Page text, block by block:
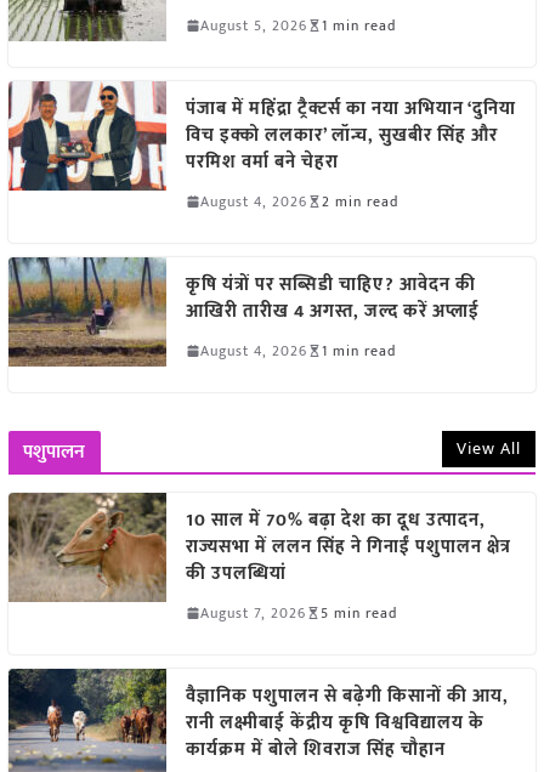
August 5, 2026 1 min read
पंजाब में महिंद्रा ट्रैक्टर्स का नया अभियान ‘दुनिया
विच इक्को ललकार’ लॉन्च, सुखबीर सिंह और
परमिश वर्मा बने चेहरा
August 4, 2026 2 min read
कृषि यंत्रों पर सब्सिडी चाहिए? आवेदन की
आखिरी तारीख 4 अगस्त, जल्द करें अप्लाई
August 4, 2026 1 min read
पशुपालन View All
10 साल में 70% बढ़ा देश का दूध उत्पादन,
राज्यसभा में ललन सिंह ने गिनाईं पशुपालन क्षेत्र
की उपलब्धियां
August 7, 2026 5 min read
वैज्ञानिक पशुपालन से बढ़ेगी किसानों की आय,
रानी लक्ष्मीबाई केंद्रीय कृषि विश्वविद्यालय के
कार्यक्रम में बोले शिवराज सिंह चौहान